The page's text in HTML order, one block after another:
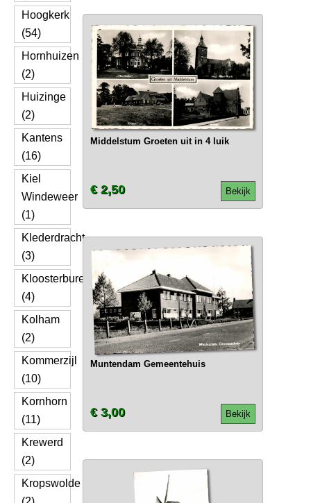
Hoogkerk
(54)
Hornhuizen
(2)
Huizinge
(2)
Kantens
(16)
Kiel
Windeweer
(1)
Klederdracht
(3)
Kloosterburen
(4)
Kolham
(2)
Kommerzijl
(10)
Kornhorn
(11)
Krewerd
(2)
Kropswolde
Middelstum Groeten uit in 4 luik
Bekijk
€ 2,50
Muntendam Gemeentehuis
Bekijk
€ 3,00